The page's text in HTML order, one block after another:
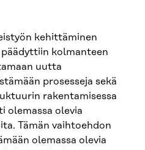
kehittäminen
kolmanteen
uutta
prosesseja sekä
rakentamisessa
olemassa olevia
Tämän vaihtoehdon
olemassa olevia